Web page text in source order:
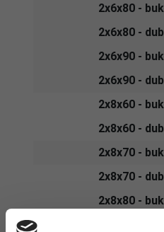
2x6x80 - buk
2x6x80 - dub
2x6x90 - buk
2x6x90 - dub
2x8x60 - buk
2x8x60 - dub
2x8x70 - buk
2x8x70 - dub
2x8x80 - buk